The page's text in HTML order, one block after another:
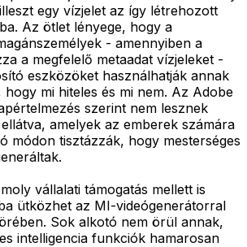
egy vízjelet az így létrehozott
Az ötlet lényege, hogy a
- amennyiben a
a megfelelő metaadat vízjeleket -
eszközöket használhatják annak
hogy mi hiteles és mi nem. Az Adobe
szerint nem lesznek
amelyek az emberek számára
módon tisztázzák, hogy mesterséges
vállalati támogatás mellett is
ütközhet az MI-videógenerátorral
Sok alkotó nem örül annak,
intelligencia funkciók hamarosan